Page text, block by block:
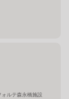
ルテ森永橋施設